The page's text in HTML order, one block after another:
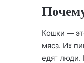
Кошки —
мяса. Их
едят люди.